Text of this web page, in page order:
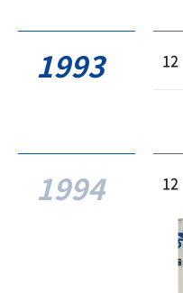
1993 12
1994 12